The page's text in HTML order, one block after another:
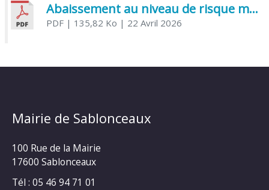
Abaissement au niveau de risque modéré de l’Influenza aviaire
PDF| 135,82 Ko | 22 Avril 2026
Mairie de Sablonceaux
100 Rue de la Mairie
17600 Sablonceaux
Tél : 05 46 94 71 01